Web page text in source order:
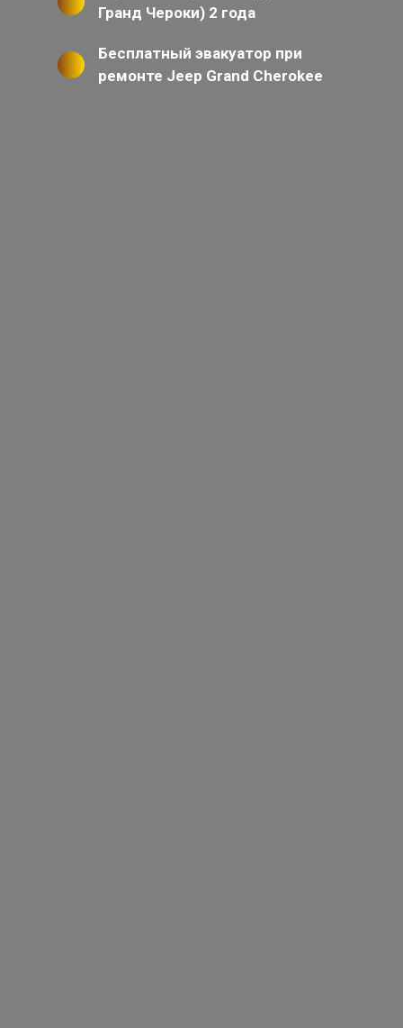
Гранд Чероки) 2 года
Бесплатный эвакуатор при
ремонте Jeep Grand Cherokee